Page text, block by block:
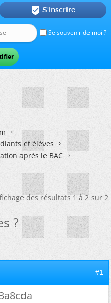
Se souvenir de moi ?
 S'inscrire
et élèves
après le BAC
des résultats 1 à 2 sur 2
?
#1